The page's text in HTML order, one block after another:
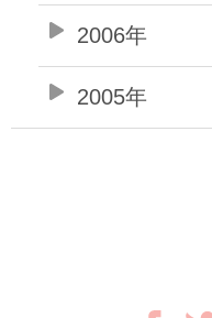
2006年
2005年